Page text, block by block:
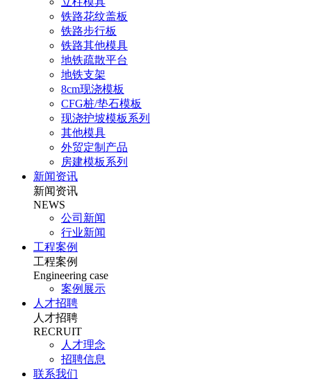
铁路花纹盖板
铁路步行板
铁路其他模具
地铁疏散平台
地铁支架
8cm现浇模板
CFG桩/垫石模板
现浇护坡模板系列
其他模具
外贸定制产品
房建模板系列
新闻资讯
新闻资讯
NEWS
公司新闻
行业新闻
工程案例
工程案例
Engineering case
案例展示
人才招聘
人才招聘
RECRUIT
人才理念
招聘信息
联系我们